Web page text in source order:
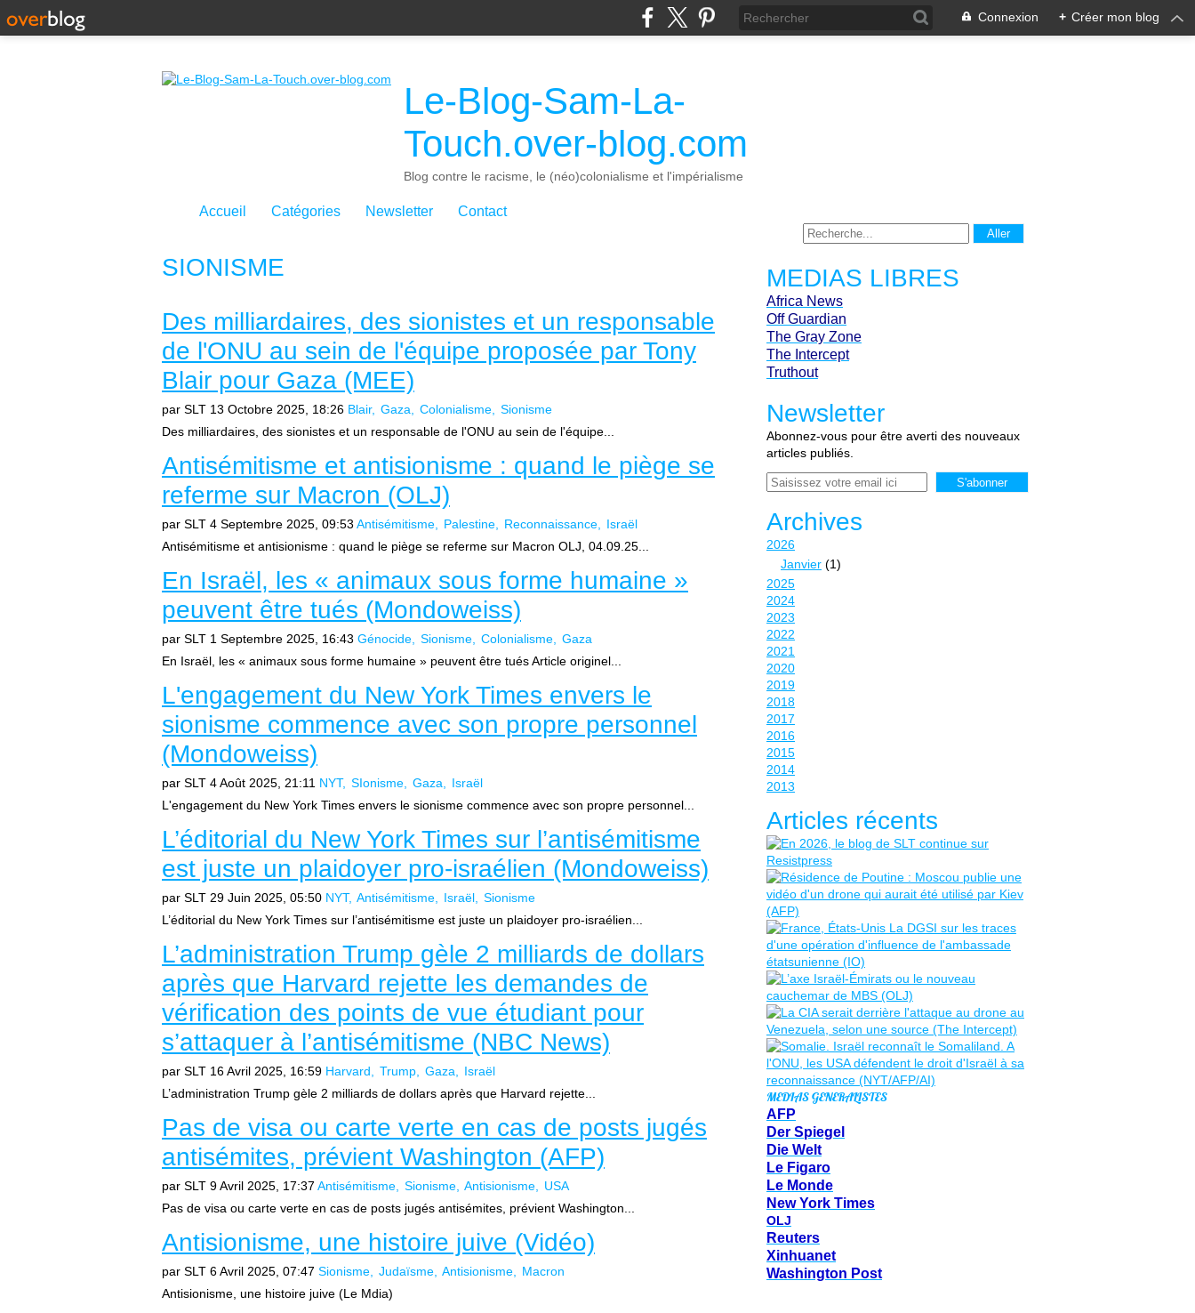
Connexion + Créer mon blog
Le-Blog-Sam-La-
Touch.over-blog.com
Blog contre le racisme, le (néo)colonialisme et l'impérialisme
Accueil Catégories Newsletter Contact
SIONISME
Des milliardaires, des sionistes et un responsable
de l'ONU au sein de l'équipe proposée par Tony
Blair pour Gaza (MEE)
par SLT 13 Octobre 2025, 18:26 Blair Gaza Colonialisme
Sionisme
Des milliardaires, des sionistes et un responsable de l'ONU au sein de l'équipe...
Antisémitisme et antisionisme : quand le piège se
referme sur Macron (OLJ)
par SLT 4 Septembre 2025, 09:53 Antisémitisme Palestine Reconnaissance
Israël
Antisémitisme et antisionisme : quand le piège se referme sur Macron OLJ, 04.09.25...
En Israël, les « animaux sous forme humaine »
peuvent être tués (Mondoweiss)
par SLT 1 Septembre 2025, 16:43 Génocide Sionisme Colonialisme
Gaza
En Israël, les « animaux sous forme humaine » peuvent être tués Article originel...
L'engagement du New York Times envers le
sionisme commence avec son propre personnel
(Mondoweiss)
par SLT 4 Août 2025, 21:11 NYT SIonisme Gaza
Israël
L'engagement du New York Times envers le sionisme commence avec son propre personnel...
L’éditorial du New York Times sur l’antisémitisme
est juste un plaidoyer pro-israélien (Mondoweiss)
par SLT 29 Juin 2025, 05:50 NYT Antisémitisme Israël
Sionisme
L’éditorial du New York Times sur l’antisémitisme est juste un plaidoyer pro-israélien...
L’administration Trump gèle 2 milliards de dollars
après que Harvard rejette les demandes de
vérification des points de vue étudiant pour
s’attaquer à l’antisémitisme (NBC News)
par SLT 16 Avril 2025, 16:59 Harvard Trump Gaza
Israël
L’administration Trump gèle 2 milliards de dollars après que Harvard rejette...
Pas de visa ou carte verte en cas de posts jugés
antisémites, prévient Washington (AFP)
par SLT 9 Avril 2025, 17:37 Antisémitisme Sionisme Antisionisme
USA
Pas de visa ou carte verte en cas de posts jugés antisémites, prévient Washington...
Antisionisme, une histoire juive (Vidéo)
par SLT 6 Avril 2025, 07:47 Sionisme Judaïsme Antisionisme
Macron
Antisionisme, une histoire juive (Le Mdia)
MEDIAS LIBRES
Africa News
Off Guardian
The Gray Zone
The Intercept
Truthout
Newsletter
Abonnez-vous pour être averti des nouveaux
articles publiés.
Email
Archives
2026
Janvier (1)
2025
2024
2023
2022
2021
2020
2019
2018
2017
2016
2015
2014
2013
Articles récents
MEDIAS GENERALISTES
AFP
Der Spiegel
Die Welt
Le Figaro
Le Monde
New York Times
OLJ
Reuters
Xinhuanet
Washington Post